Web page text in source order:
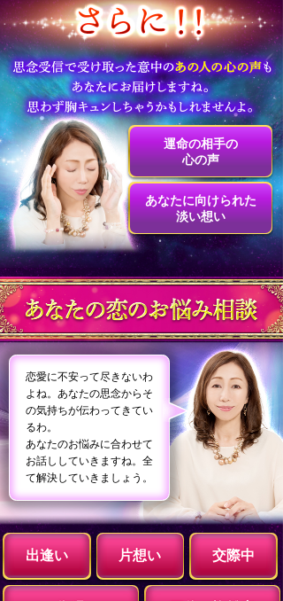
運命の相手の
心の声
あなたに向けられた
淡い想い
恋愛に不安って尽きないわ
よね。あなたの思念からそ
の気持ちが伝わってきてい
るわ。
あなたのお悩みに合わせて
お話ししていきますね。全
て解決していきましょう。
出逢い 片想い 交際中